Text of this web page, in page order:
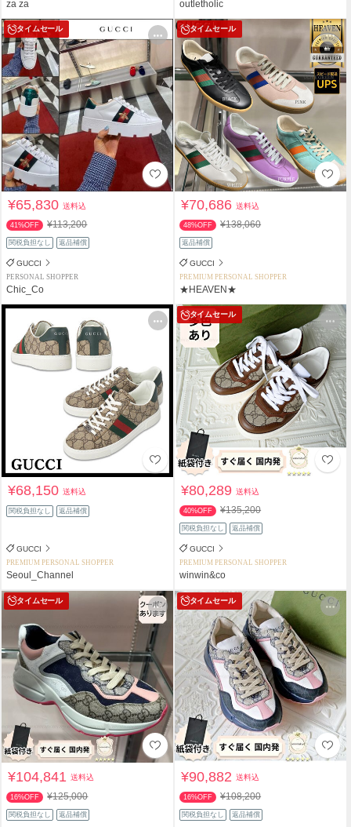
za za outletholic
タイムセール
¥65,830送料込
41%OFF ¥113,200
関税負担なし 返品補償
GUCCI
PERSONAL SHOPPER
Chic_Co
タイムセール
¥70,686送料込
48%OFF ¥138,060
返品補償
GUCCI
PREMIUM PERSONAL SHOPPER
★HEAVEN★
¥68,150送料込
関税負担なし 返品補償
GUCCI
PREMIUM PERSONAL SHOPPER
Seoul_Channel
タイムセール
¥80,289送料込
40%OFF ¥135,200
関税負担なし 返品補償
GUCCI
PREMIUM PERSONAL SHOPPER
winwin&co
タイムセール
¥104,841送料込
16%OFF ¥125,000
関税負担なし 返品補償
タイムセール
¥90,882送料込
16%OFF ¥108,200
関税負担なし 返品補償